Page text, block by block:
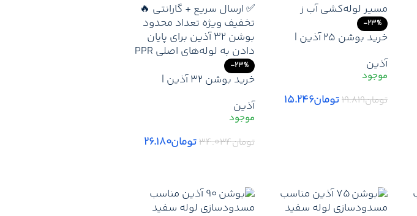
-23%
خرید بوشن 25 آذین |
آذین -لیست قیمت جدید
آذین + ارسال سریع
آذین
تومان۱۹.۸۱۹تومان۱۵.۲۴۶
-23%
خرید بوشن 32 آذین |
آذین -لیست قیمت جدید
آذین + ارسال سریع
آذین
تومان۳۴.۰۳۴تومان۲۶.۱۸۰